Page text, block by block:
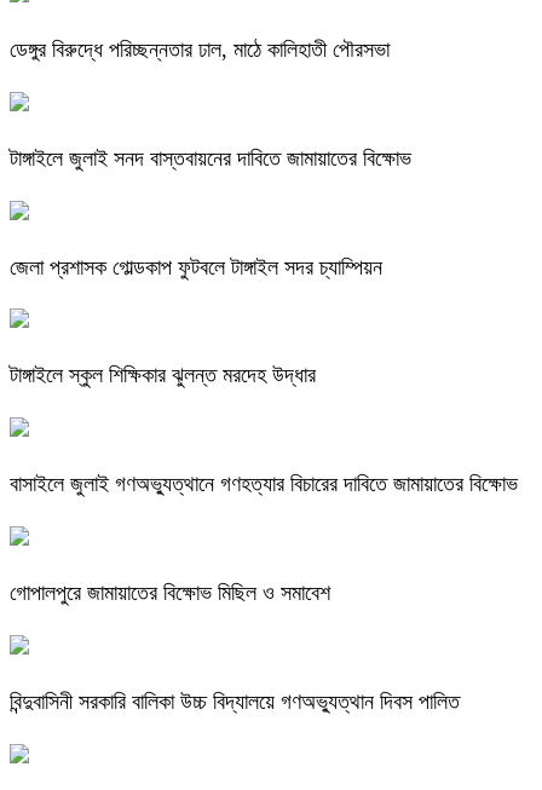
ডেঙ্গুর বিরুদ্ধে পরিচ্ছন্নতার ঢাল, মাঠে কালিহাতী পৌরসভা
টাঙ্গাইলে জুলাই সনদ বাস্তবায়নের দাবিতে জামায়াতের বিক্ষোভ
জেলা প্রশাসক গোল্ডকাপ ফুটবলে টাঙ্গাইল সদর চ্যাম্পিয়ন
টাঙ্গাইলে স্কুল শিক্ষিকার ঝুলন্ত মরদেহ উদ্ধার
বাসাইলে জুলাই গণঅভ্যুত্থানে গণহত্যার বিচারের দাবিতে জামায়াতের বিক্ষোভ
গোপালপুরে জামায়াতের বিক্ষোভ মিছিল ও সমাবেশ
বিন্দুবাসিনী সরকারি বালিকা উচ্চ বিদ্যালয়ে গণঅভ্যুত্থান দিবস পালিত